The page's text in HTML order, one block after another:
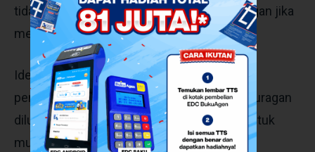
tidak ada yang akan membeli dari toko Juragan jika
mereka tidak tahu toko Juragan ada.
Idealnya, Juragan harus mulai menyiapkan
pemasaran bahkan sebelum toko pakaian Juragan
diluncurkan. Dengan begitu, Juragan siap untuk
mulai menjalankan bisnis.